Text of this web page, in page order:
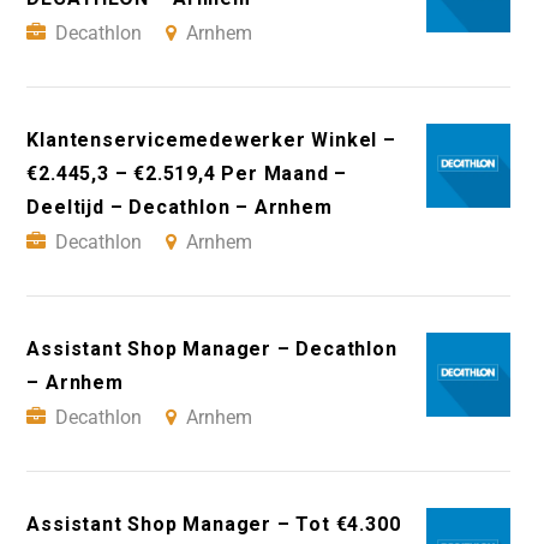
Decathlon
Arnhem
Klantenservicemedewerker Winkel –
€2.445,3 – €2.519,4 Per Maand –
Deeltijd – Decathlon – Arnhem
Decathlon
Arnhem
Assistant Shop Manager – Decathlon
– Arnhem
Decathlon
Arnhem
Assistant Shop Manager – Tot €4.300